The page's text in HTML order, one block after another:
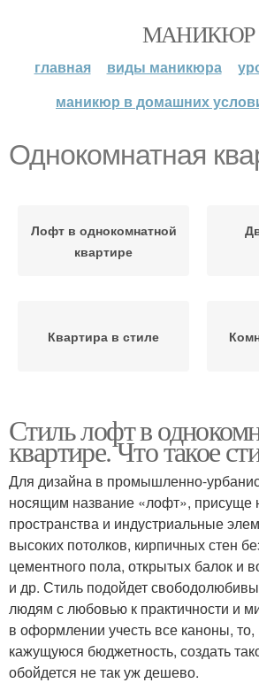
МАНИКЮР
главная виды маникюра
маникюр в домашних
Однокомнатная
Лофт в однокомнатной
квартире
Квартира в стиле
Квартиры в стиле
Стиль лофт в
квартире. Что такое
Для дизайна в промышленно-
носящим название «лофт», присуще
пространства и индустриальные
высоких потолков, кирпичных стен
цементного пола, открытых балок и
и др. Стиль подойдет
людям с любовью к практичности и
в оформлении учесть все каноны,
кажущуюся бюджетность, создать
обойдется не так уж дешево.